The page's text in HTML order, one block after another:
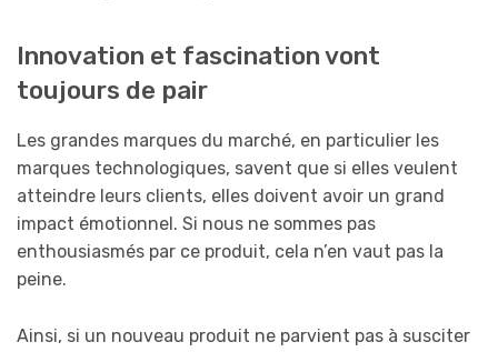
Innovation et fascination vont
toujours de pair
Les grandes marques du marché, en particulier les
marques technologiques, savent que si elles veulent
atteindre leurs clients, elles doivent avoir un grand
impact émotionnel. Si nous ne sommes pas
enthousiasmés par ce produit, cela n’en vaut pas la
peine.
Ainsi, si un nouveau produit ne parvient pas à susciter